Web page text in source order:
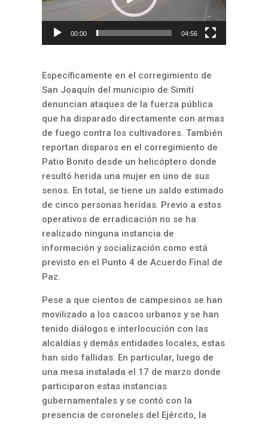
00:00 04:56
Específicamente en el corregimiento de
San Joaquín del municipio de Simití
denuncian ataques de la fuerza pública
que ha disparado directamente con armas
de fuego contra los cultivadores. También
reportan disparos en el corregimiento de
Patio Bonito desde un helicóptero donde
resultó herida una mujer en uno de sus
senos. En total, se tiene un saldo estimado
de cinco personas heridas. Previo a estos
operativos de erradicación no se ha
realizado ninguna instancia de
información y socialización como está
previsto en el Punto 4 de Acuerdo Final de
Paz.
Pese a que cientos de campesinos se han
movilizado a los cascos urbanos y se han
tenido diálogos e interlocución con las
alcaldías y demás entidades locales, estas
han sido fallidas. En particular, luego de
una mesa instalada el 17 de marzo donde
participaron estas instancias
gubernamentales y se contó con la
presencia de coroneles del Ejército, la